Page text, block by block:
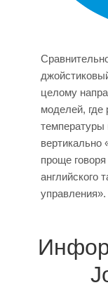
целому
моделей, где
температуры
вертикально
проще
английского
управления».